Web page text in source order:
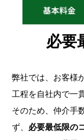
必要
弊社では、お客様
工程を自社内で一
そのため、仲介手
ず、 必要最低限の